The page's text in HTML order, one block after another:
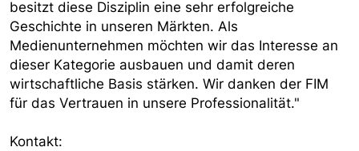
besitzt diese Disziplin eine sehr erfolgreiche
Geschichte in unseren Märkten. Als
Medienunternehmen möchten wir das Interesse an
dieser Kategorie ausbauen und damit deren
wirtschaftliche Basis stärken. Wir danken der FIM
für das Vertrauen in unsere Professionalität."
Kontakt: